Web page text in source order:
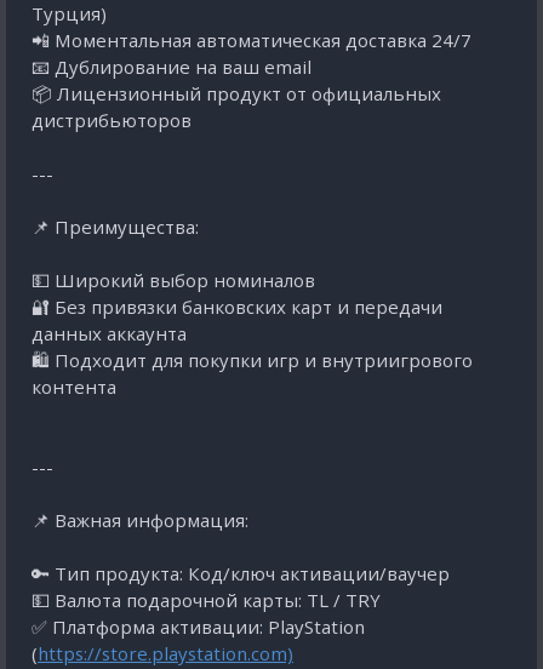
Турция)
📲 Моментальная автоматическая доставка 24/7
📧 Дублирование на ваш email
📦 Лицензионный продукт от официальных
дистрибьюторов
---
📌 Преимущества:
💵 Широкий выбор номиналов
🔐 Без привязки банковских карт и передачи
данных аккаунта
🛍️ Подходит для покупки игр и внутриигрового
контента
---
📌 Важная информация:
🔑 Тип продукта: Код/ключ активации/ваучер
💵 Валюта подарочной карты: TL / TRY
✅ Платформа активации: PlayStation
(https://store.playstation.com)